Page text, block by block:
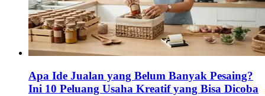
Apa Ide Jualan yang Belum Banyak Pesaing?
Ini 10 Peluang Usaha Kreatif yang Bisa Dicoba